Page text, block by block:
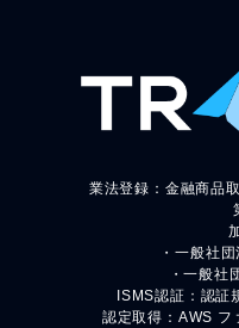
業法登録：金融商品
・一般社
・一般社
ISMS認証：認
認定取得：AWS フ